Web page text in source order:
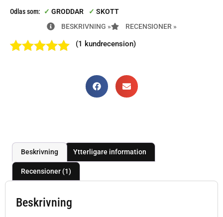
Odlas som: GRODDAR
SKOTT
BESKRIVNING »
RECENSIONER »
(1 kundrecension)
Beskrivning Ytterligare information
Recensioner (1)
Beskrivning